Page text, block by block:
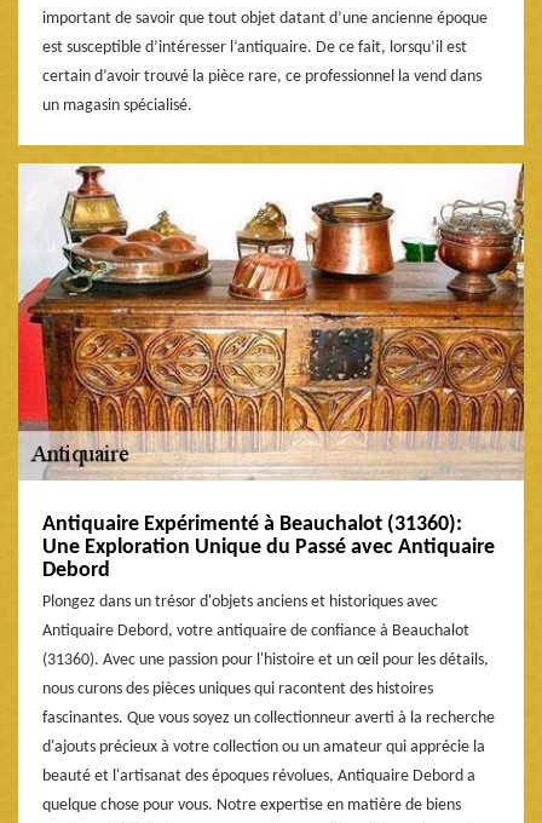
important de savoir que tout objet datant d’une ancienne époque
est susceptible d’intéresser l’antiquaire. De ce fait, lorsqu’il est
certain d’avoir trouvé la pièce rare, ce professionnel la vend dans
un magasin spécialisé.
Antiquaire Expérimenté à Beauchalot (31360):
Une Exploration Unique du Passé avec Antiquaire
Debord
Plongez dans un trésor d'objets anciens et historiques avec
Antiquaire Debord, votre antiquaire de confiance à Beauchalot
(31360). Avec une passion pour l'histoire et un œil pour les détails,
nous curons des pièces uniques qui racontent des histoires
fascinantes. Que vous soyez un collectionneur averti à la recherche
d'ajouts précieux à votre collection ou un amateur qui apprécie la
beauté et l'artisanat des époques révolues, Antiquaire Debord a
quelque chose pour vous. Notre expertise en matière de biens